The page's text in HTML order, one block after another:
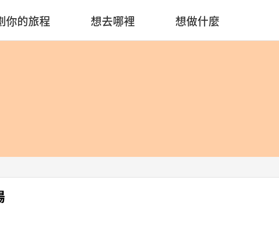
你的旅程 想去哪裡 想做什麼